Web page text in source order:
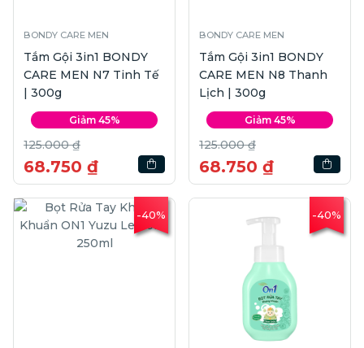
BONDY CARE MEN
Tắm Gội 3in1 BONDY
CARE MEN N7 Tinh Tế
| 300g
Giảm 45%
125.000 ₫
68.750 ₫
BONDY CARE MEN
Tắm Gội 3in1 BONDY
CARE MEN N8 Thanh
Lịch | 300g
Giảm 45%
125.000 ₫
68.750 ₫
-40% -40%